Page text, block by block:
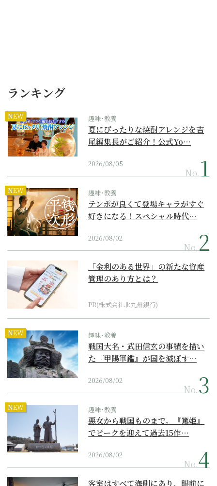
ランキング
NEW 趣味･教養
夏にぴったりな焼酎アレンジを吉
尾編集長がご紹介！公式Yo…
2026/08/05
No.
NEW 趣味･教養
テンポが良くて登場キャラがすぐ
好きになる！スペシャル時代…
2026/08/02
No.
「金利のある世界」の新たな資産
管理のあり方とは？
PR(株式会社北九州銀行)
NEW 趣味･教養
戦国大名・武田信玄の事績を描い
た『甲陽軍鑑』が国を滅ぼす…
2026/08/02
No.
NEW 趣味･教養
悪女から戦国ものまで。『篤姫』
でピークを迎えて過去15作…
2026/08/02
No.
客室はすべて海側にあり、眼前に